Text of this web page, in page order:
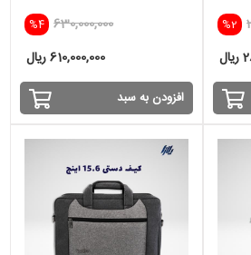
%2
%4 630,000,000
610,000,000 ریال
افزودن به سبد